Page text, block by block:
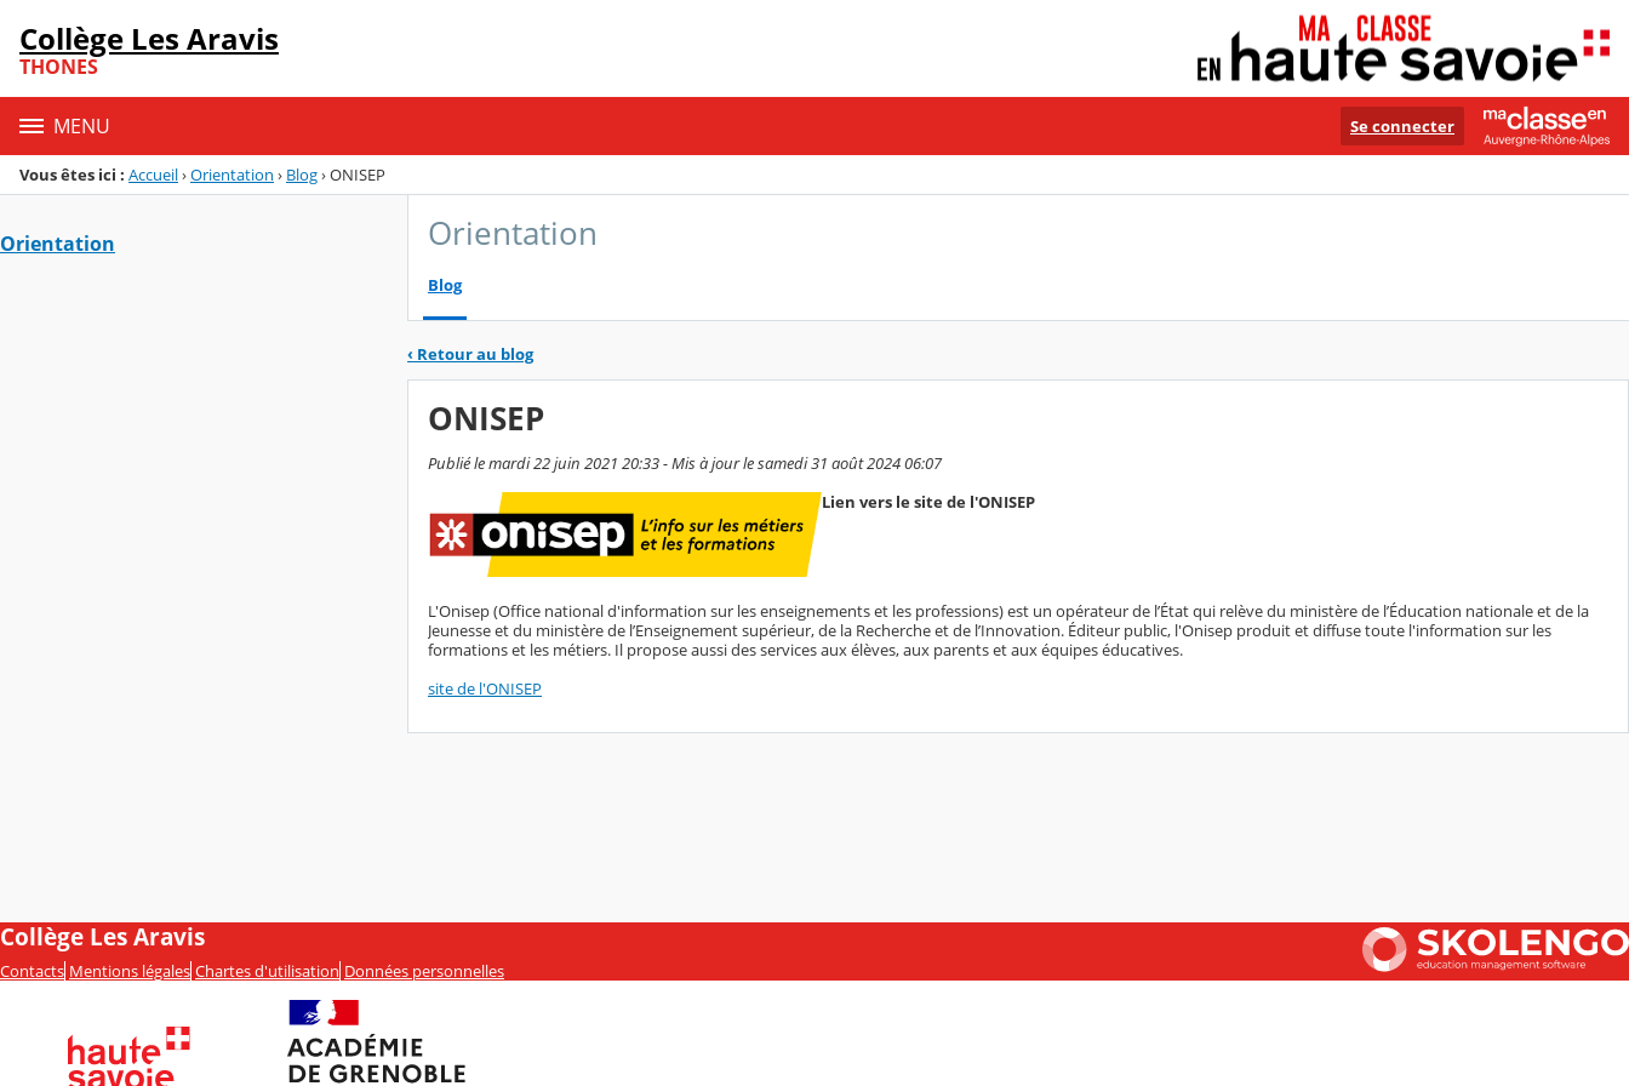
Menu de la rubrique
Contenu
Collège Les Aravis
THONES
MENU Se connecter
Vous êtes ici : Accueil›Orientation › Blog›ONISEP
Orientation Orientation
Blog
‹ Retour au blog
ONISEP
Publié le mardi 22 juin 2021 20:33 - Mis à jour le samedi 31 août 2024 06:07
Lien vers le site de l'ONISEP
L'Onisep (Office national d'information sur les enseignements et les professions) est un opérateur de l’État qui relève du ministère de l’Éducation nationale et de la
Jeunesse et du ministère de l’Enseignement supérieur, de la Recherche et de l’Innovation. Éditeur public, l'Onisep produit et diffuse toute l'information sur les
formations et les métiers. Il propose aussi des services aux élèves, aux parents et aux équipes éducatives.
site de l'ONISEP
Collège Les Aravis
Contacts Mentions légales Chartes d'utilisation Données personnelles